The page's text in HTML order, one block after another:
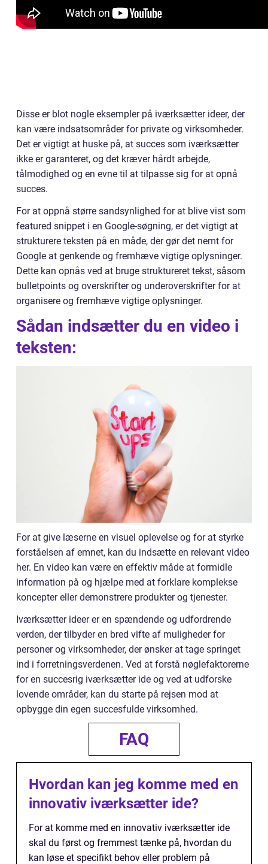
Disse er blot nogle eksempler på iværksætter ideer, der
kan være indsatsområder for private og virksomheder.
Det er vigtigt at huske på, at succes som iværksætter
ikke er garanteret, og det kræver hårdt arbejde,
tålmodighed og en evne til at tilpasse sig for at opnå
succes.
For at oppnå større sandsynlighed for at blive vist som
featured snippet i en Google-søgning, er det vigtigt at
strukturere teksten på en måde, der gør det nemt for
Google at genkende og fremhæve vigtige oplysninger.
Dette kan opnås ved at bruge struktureret tekst, såsom
bulletpoints og overskrifter og underoverskrifter for at
organisere og fremhæve vigtige oplysninger.
Sådan indsætter du en video i
teksten:
For at give læserne en visuel oplevelse og for at styrke
forståelsen af emnet, kan du indsætte en relevant video
her. En video kan være en effektiv måde at formidle
information på og hjælpe med at forklare komplekse
koncepter eller demonstrere produkter og tjenester.
Iværksætter ideer er en spændende og udfordrende
verden, der tilbyder en bred vifte af muligheder for
personer og virksomheder, der ønsker at tage springet
ind i forretningsverdenen. Ved at forstå nøglefaktorerne
for en succesrig iværksætter ide og ved at udforske
lovende områder, kan du starte på rejsen mod at
opbygge din egen succesfulde virksomhed.
FAQ
Hvordan kan jeg komme med en
innovativ iværksætter ide?
For at komme med en innovativ iværksætter ide
skal du først og fremmest tænke på, hvordan du
kan løse et specifikt behov eller problem på